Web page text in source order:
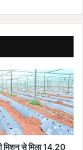
मिशन से मिला 14.20